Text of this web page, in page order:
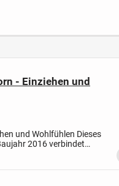
- Einziehen und
und Wohlfühlen Dieses
2016 verbindet
114 m²...